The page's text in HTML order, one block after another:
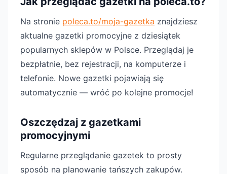
Na stronie poleca.to/moja-gazetka znajdziesz
aktualne gazetki promocyjne z dziesiątek
popularnych sklepów w Polsce. Przeglądaj je
bezpłatnie, bez rejestracji, na komputerze i
telefonie. Nowe gazetki pojawiają się
automatycznie — wróć po kolejne promocje!
Oszczędzaj z gazetkami
promocyjnymi
Regularne przeglądanie gazetek to prosty
sposób na planowanie tańszych zakupów.